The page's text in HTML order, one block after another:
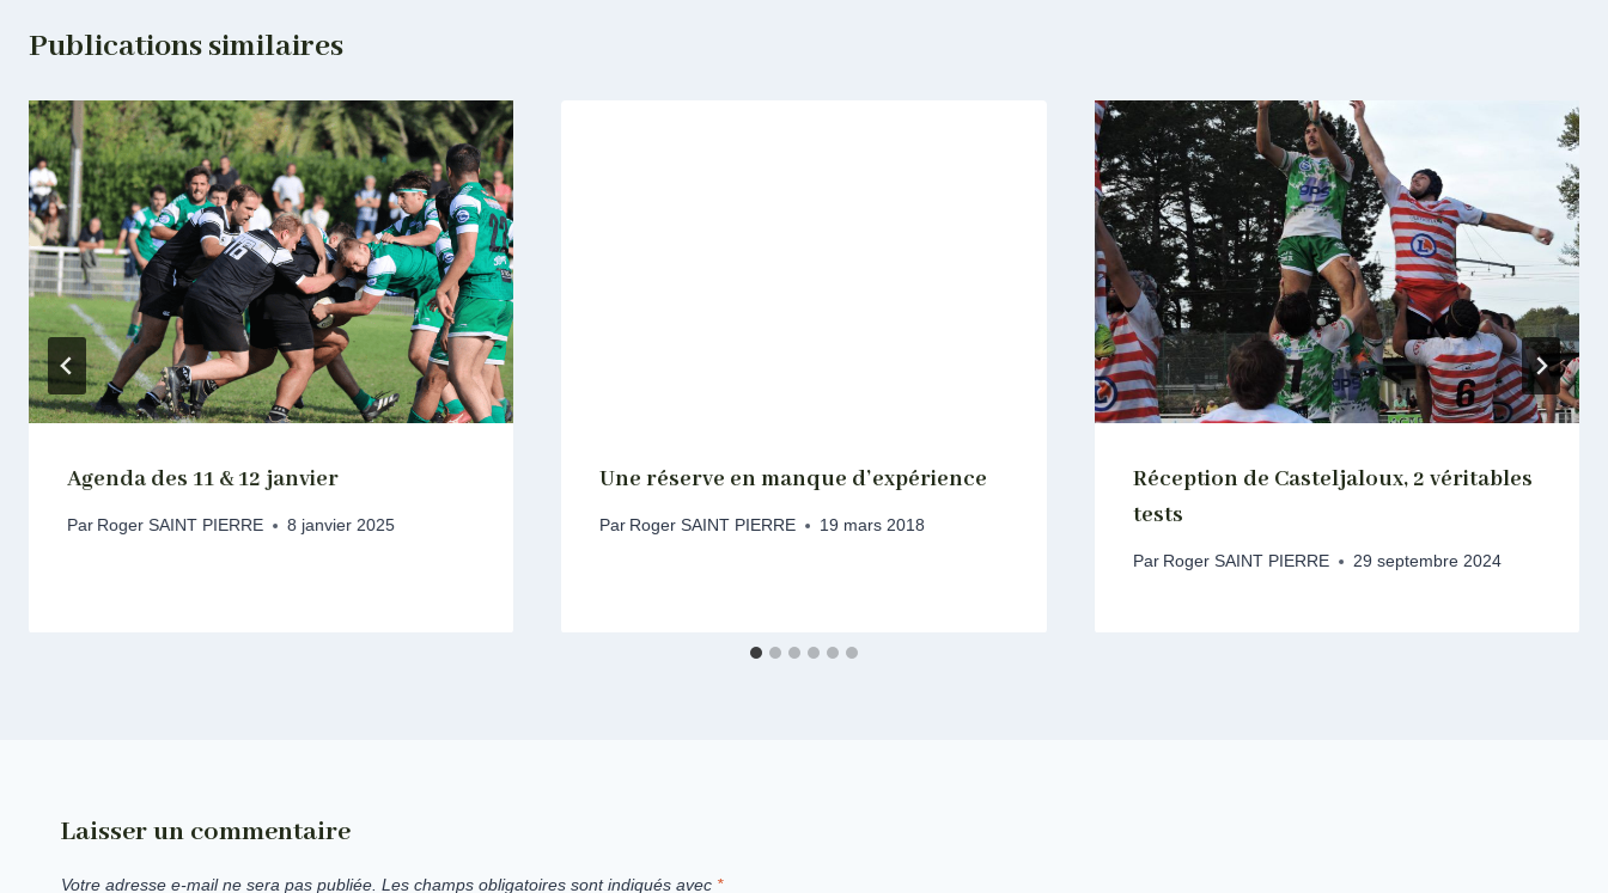
Publications similaires
Agenda des 11 & 12 janvier
Par Roger SAINT PIERRE 8 janvier 2025
Une réserve en manque d’expérience
Par Roger SAINT PIERRE 19 mars 2018
Réception de Casteljaloux, 2 véritables
tests
Par Roger SAINT PIERRE 29 septembre 2024
Laisser un commentaire
Votre adresse e-mail ne sera pas publiée. Les champs obligatoires sont indiqués avec *